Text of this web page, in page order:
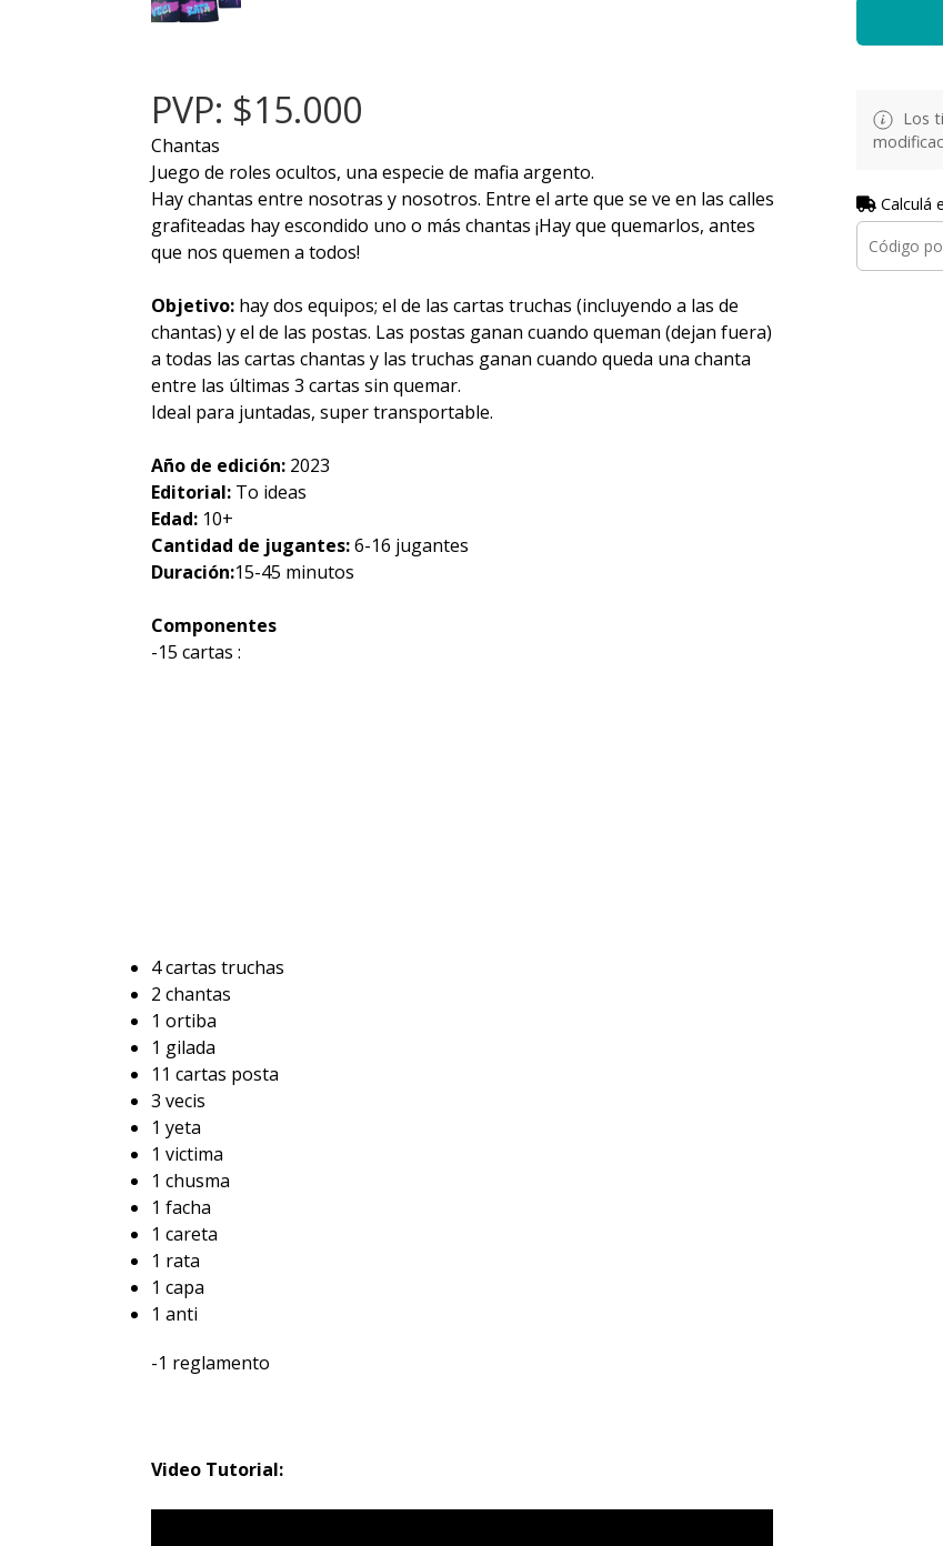
PVP: $15.000
Chantas
Juego de roles ocultos, una especie de mafia argento.
Hay chantas entre nosotras y nosotros. Entre el arte que se ve en las calles
grafiteadas hay escondido uno o más chantas ¡Hay que quemarlos, antes
que nos quemen a todos!
Objetivo: hay dos equipos; el de las cartas truchas (incluyendo a las de
chantas) y el de las postas. Las postas ganan cuando queman (dejan fuera)
a todas las cartas chantas y las truchas ganan cuando queda una chanta
entre las últimas 3 cartas sin quemar.
Ideal para juntadas, super transportable.
Año de edición:2023
Editorial: To ideas
Edad: 10+
Cantidad de jugantes:6-16 jugantes
Duración:15-45 minutos
Componentes
-15 cartas :
4 cartas truchas
2 chantas
1 ortiba
1 gilada
11 cartas posta
3 vecis
1 yeta
1 victima
1 chusma
1 facha
1 careta
1 rata
1 capa
1 anti
-1 reglamento
Video Tutorial:
Los
Calculá